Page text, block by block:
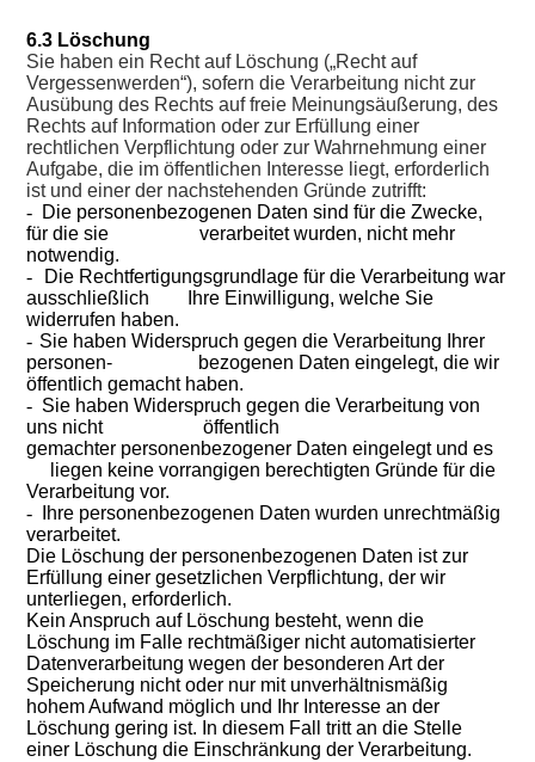
6.3 Löschung
Sie haben ein Recht auf Löschung („Recht auf
Vergessenwerden“), sofern die Verarbeitung nicht zur
Ausübung des Rechts auf freie Meinungsäußerung, des
Rechts auf Information oder zur Erfüllung einer
rechtlichen Verpflichtung oder zur Wahrnehmung einer
Aufgabe, die im öffentlichen Interesse liegt, erforderlich
ist und einer der nachstehenden Gründe zutrifft:
- Die personenbezogenen Daten sind für die Zwecke,
für die sie verarbeitet wurden, nicht mehr
notwendig.
-
Die Rechtfertigungsgrundlage für die Verarbeitung war
ausschließlich Ihre Einwilligung, welche Sie
widerrufen haben.
- Sie haben Widerspruch gegen die Verarbeitung Ihrer
personen- bezogenen Daten eingelegt, die wir
öffentlich gemacht haben.
- Sie haben Widerspruch gegen die Verarbeitung von
uns nicht öffentlich
gemachter personenbezogener Daten eingelegt und es
liegen keine vorrangigen berechtigten Gründe für die
Verarbeitung vor.
-
Ihre personenbezogenen Daten wurden unrechtmäßig
verarbeitet.
Die Löschung der personenbezogenen Daten ist zur
Erfüllung einer gesetzlichen Verpflichtung, der wir
unterliegen, erforderlich.
Kein Anspruch auf Löschung besteht, wenn die
Löschung im Falle rechtmäßiger nicht automatisierter
Datenverarbeitung wegen der besonderen Art der
Speicherung nicht oder nur mit unverhältnismäßig
hohem Aufwand möglich und Ihr Interesse an der
Löschung gering ist. In diesem Fall tritt an die Stelle
einer Löschung die Einschränkung der Verarbeitung.